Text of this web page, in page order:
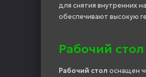
для снятия внутренних
обеспечивают высокую
Рабочий стол
Рабочий стол оснащен